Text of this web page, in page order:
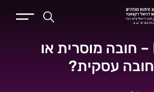
ESG – חובה מוסרית או
חובה עסקית?